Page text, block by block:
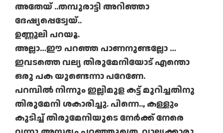
അതേയ് ..തമ്പുരാട്ടി അറിഞ്ഞാ
ദേഷ്യപ്പെട്വേയ്..
ഉണ്ണൂലി പറയൂ.
അല്ലാ…ഈ പറഞ്ഞ പാണനുണ്ടല്ലോ …
ഇവടത്തെ വല്യ തിരുമേനിയോട് എന്തൊ
ഒരു പക യുണ്ടെന്നാ പറേണേ.
പറമ്പിൽ നിന്നും ഇല്ലിമുള കട്ട് മുറിച്ചതിനു
തിരുമേനി ശകാരിച്ചു. പിന്നെ.., കള്ളും
കുടിച്ച് തിരുമേനിയുടെ നേർക്ക് നേരെ